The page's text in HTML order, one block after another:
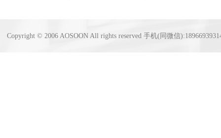
Copyright © 2006 AOSOON All rights reserved 手机(同微信